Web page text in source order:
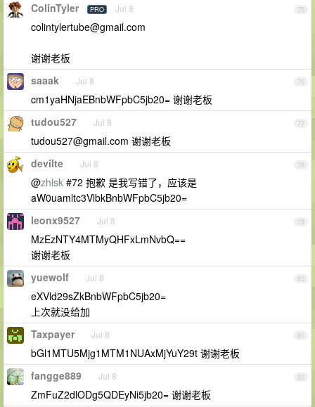
75
ColinTyler PRO Jul 8
colintylertube@gmail.com
谢谢老板
76
saaak Jul 8
cm1yaHNjaEBnbWFpbC5jb20= 谢谢老板
77
tudou527 Jul 8
tudou527@gmail.com 谢谢老板
78
devilte Jul 8
@zhlsk #72 抱歉 是我写错了，应该是
aW0uamltc3VlbkBnbWFpbC5jb20=
79
leonx9527 Jul 8
MzEzNTY4MTMyQHFxLmNvbQ==
谢谢老板
80
yuewolf Jul 8
eXVld29sZkBnbWFpbC5jb20=
上次就没给加
81
Taxpayer Jul 8
bGl1MTU5Mjg1MTM1NUAxMjYuY29t 谢谢老板
82
fangge889 Jul 8
ZmFuZ2dlODg5QDEyNi5jb20= 谢谢老板